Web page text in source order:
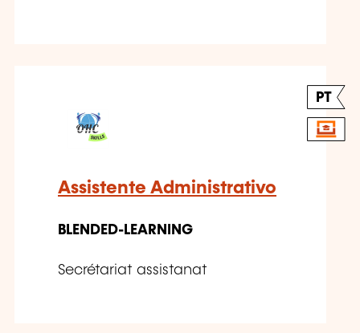
PT
Assistente Administrativo
BLENDED-LEARNING
Secrétariat assistanat